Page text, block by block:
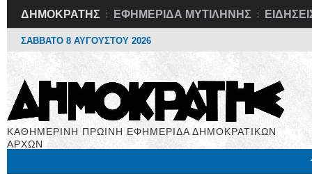
ΔΗΜΟΚΡΑΤΗΣ ΕΦΗΜΕΡΙΔΑ ΜΥΤΙΛΗΝΗΣ
ΣΑΒΒΑΤΟ 8 ΑΥΓΟΥΣΤΟΥ 2026
ΚΑΘΗΜΕΡΙΝΗ ΠΡΩΙΝΗ ΕΦΗΜΕΡΙΔΑ ΔΗΜΟΚΡΑΤΙΚΩΝ
ΑΡΧΩΝ